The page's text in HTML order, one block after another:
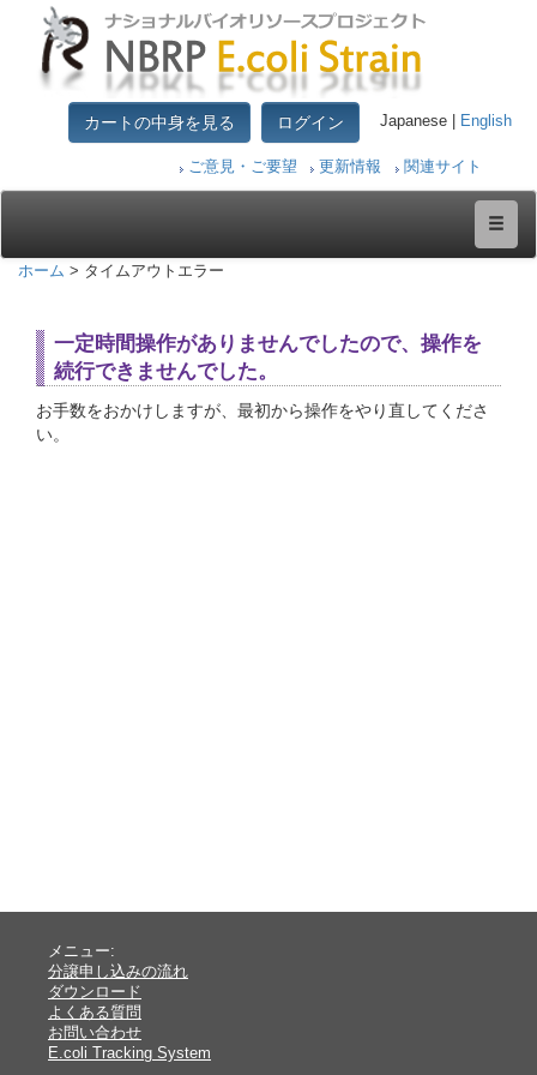
カートの中身を見る ログイン Japanese | English
ご意見・ご要望 更新情報 関連サイト
ホーム > タイムアウトエラー
一定時間操作がありませんでしたので、操作を
続行できませんでした。
お手数をおかけしますが、最初から操作をやり直してくださ
い。
メニュー:
分譲申し込みの流れ
ダウンロード
よくある質問
お問い合わせ
E.coli Tracking System